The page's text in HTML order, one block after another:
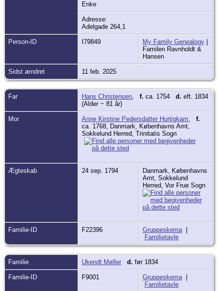
Enke
Adresse:
Adelgade 264,1
Person-ID I79849 My Family Genealogy
Familen Ravnholdt &
Hansen
Sidst ændret 11 feb. 2025
Far Hans Christensen, f. ca. 1754 d. eft. 1834
(Alder ~ 81 år)
Mor Anne Kirstine Pedersdatter Hurtigkam, f.
ca. 1768, Danmark, Københavns Amt,
Sokkelund Herred, Trinitatis Sogn
Ægteskab 24 sep. 1794
Danmark, Københavns
Amt, Sokkelund
Herred, Vor Frue Sogn
Familie-ID F22396 Gruppeskema|
Familietavle
Familie Ukendt Møller d. før 1834
Familie-ID F9001 Gruppeskema|
Familietavle